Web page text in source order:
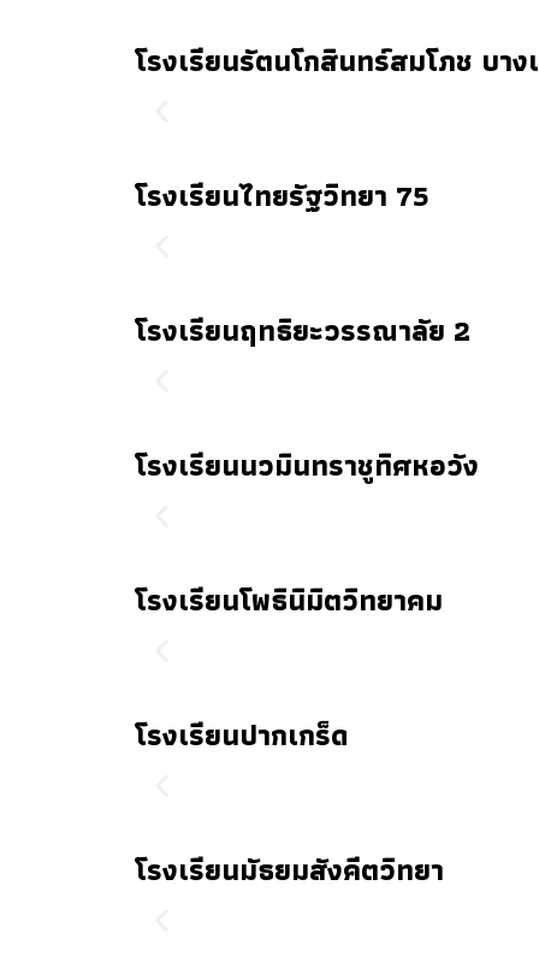
โรงเรียนรัตนโกสินทร์สมโภช บาง
โรงเรียนไทยรัฐวิทยา 75
โรงเรียนฤทธิยะวรรณาลัย 2
โรงเรียนนวมินทราชูทิศหอวัง
โรงเรียนโพธินิมิตวิทยาคม
โรงเรียนปากเกร็ด
โรงเรียนมัธยมสังคีตวิทยา